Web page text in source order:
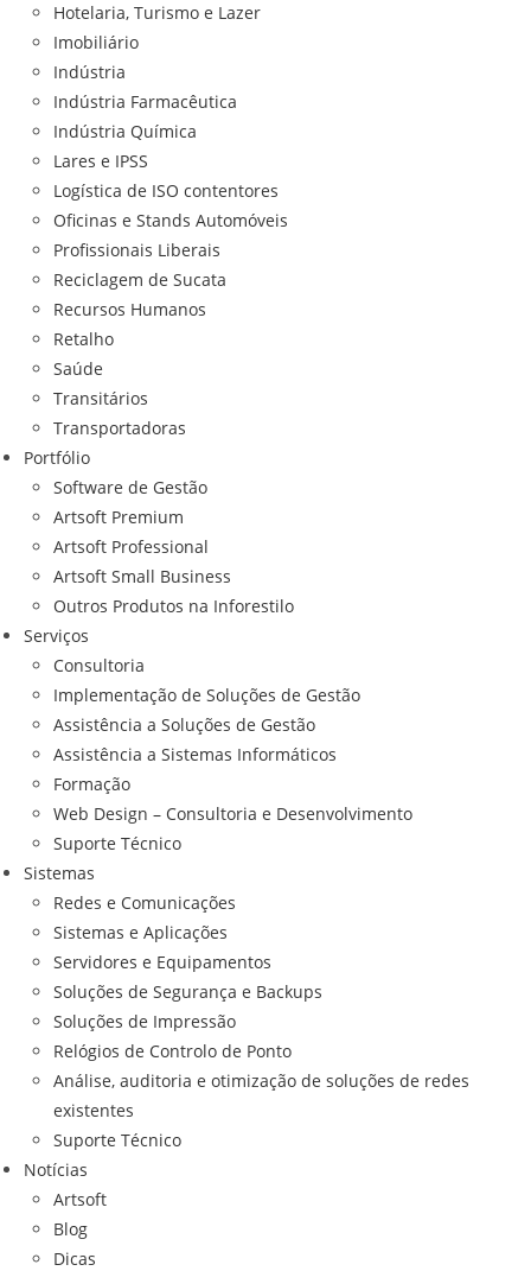
Hotelaria, Turismo e Lazer
Imobiliário
Indústria
Indústria Farmacêutica
Indústria Química
Lares e IPSS
Logística de ISO contentores
Oficinas e Stands Automóveis
Profissionais Liberais
Reciclagem de Sucata
Recursos Humanos
Retalho
Saúde
Transitários
Transportadoras
Portfólio
Software de Gestão
Artsoft Premium
Artsoft Professional
Artsoft Small Business
Outros Produtos na Inforestilo
Serviços
Consultoria
Implementação de Soluções de Gestão
Assistência a Soluções de Gestão
Assistência a Sistemas Informáticos
Formação
Web Design – Consultoria e Desenvolvimento
Suporte Técnico
Sistemas
Redes e Comunicações
Sistemas e Aplicações
Servidores e Equipamentos
Soluções de Segurança e Backups
Soluções de Impressão
Relógios de Controlo de Ponto
Análise, auditoria e otimização de soluções de redes
existentes
Suporte Técnico
Notícias
Artsoft
Blog
Dicas